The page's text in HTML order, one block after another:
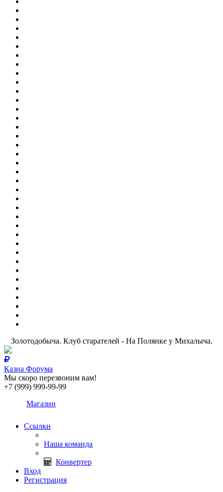
Золотодобыча. Клуб старателей - На Полянке у Михалыча.
Казна Форума
Мы скоро перезвоним вам!
+7 (999) 999-99-99
Магазин
Ссылки
Наша команда
Конвертер
Вход
Регистрация